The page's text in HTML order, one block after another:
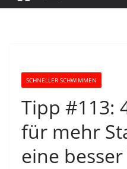
SCHNELLER SCHWIMMEN
Tipp #113:
für mehr
eine